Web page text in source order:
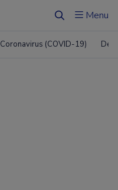
ZoekenMenu
Coronavirus (COVID-19)